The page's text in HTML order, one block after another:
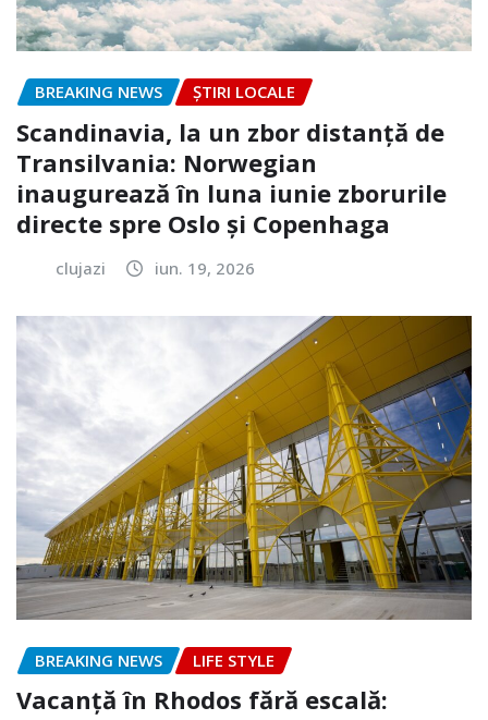
BREAKING NEWS ȘTIRI LOCALE
Scandinavia, la un zbor distanță de
Transilvania: Norwegian
inaugurează în luna iunie zborurile
directe spre Oslo și Copenhaga
clujazi iun. 19, 2026
BREAKING NEWS LIFE STYLE
Vacanță în Rhodos fără escală: